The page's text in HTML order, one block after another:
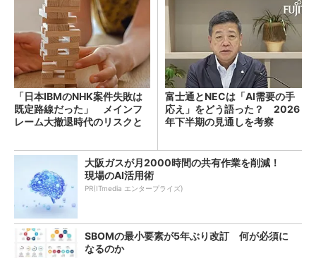
「日本IBMのNHK案件失敗は
既定路線だった」 メインフ
レーム大撤退時代のリスクと
富士通とNECは「AI需要の手
応え」をどう語った？ 2026
年下半期の見通しを考察
大阪ガスが月2000時間の共有作業を削減！
現場のAI活用術
PR(ITmedia エンタープライズ)
SBOMの最小要素が5年ぶり改訂 何が必須に
なるのか